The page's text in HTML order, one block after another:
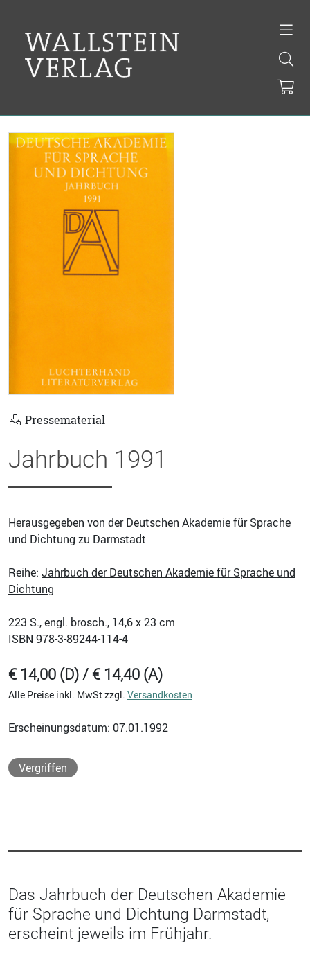
Pressematerial
Jahrbuch 1991
Herausgegeben von der Deutschen Akademie für Sprache
und Dichtung zu Darmstadt
Reihe: Jahrbuch der Deutschen Akademie für Sprache und
Dichtung
223 S., engl. brosch., 14,6 x 23 cm
ISBN 978-3-89244-114-4
€ 14,00 (D) / € 14,40 (A)
Alle Preise inkl. MwSt zzgl. Versandkosten
Erscheinungsdatum: 07.01.1992
Vergriffen
Das Jahrbuch der Deutschen Akademie
für Sprache und Dichtung Darmstadt,
erscheint jeweils im Frühjahr.